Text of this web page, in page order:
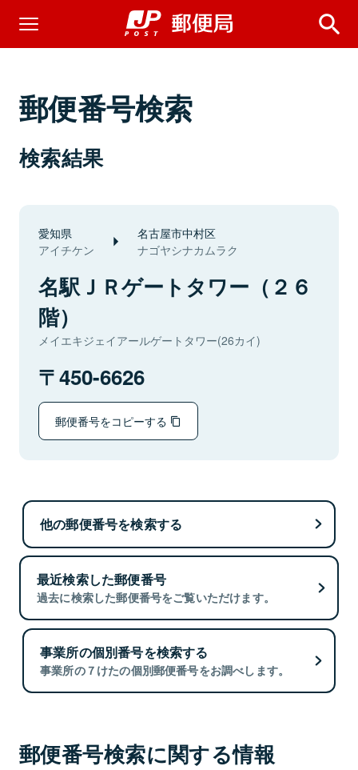
郵便番号検索
検索結果
愛知県
アイチケン
名古屋市中村区
ナゴヤシナカムラク
名駅ＪＲゲートタワー（２６
階）
メイエキジェイアールゲートタワー(26カイ)
450-6626
郵便番号をコピーする
他の郵便番号を検索する
最近検索した郵便番号
過去に検索した郵便番号をご覧いただけます。
事業所の個別番号を検索する
事業所の７けたの個別郵便番号をお調べします。
郵便番号検索に関する情報